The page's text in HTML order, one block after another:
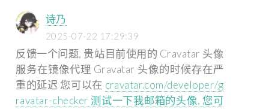
诗乃
2025-07-22 17:29:39
反馈一个问题, 贵站目前使用的 Cravatar 头像
服务在镜像代理 Gravatar 头像的时候存在严
重的延迟您可以在 cravatar.com/developer/g
ravatar-checker 测试一下我邮箱的头像, 您可